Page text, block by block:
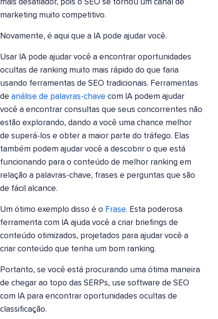
mais desafiador, pois o SEO se tornou um canal de
marketing muito competitivo.
Novamente, é aqui que a IA pode ajudar você.
Usar IA pode ajudar você a encontrar oportunidades
ocultas de ranking muito mais rápido do que faria
usando ferramentas de SEO tradicionais. Ferramentas
de análise de palavras-chave com IA podem ajudar
você a encontrar consultas que seus concorrentes não
estão explorando, dando a você uma chance melhor
de superá-los e obter a maior parte do tráfego. Elas
também podem ajudar você a descobrir o que está
funcionando para o conteúdo de melhor ranking em
relação a palavras-chave, frases e perguntas que são
de fácil alcance.
Um ótimo exemplo disso é o Frase. Esta poderosa
ferramenta com IA ajuda você a criar briefings de
conteúdo otimizados, projetados para ajudar você a
criar conteúdo que tenha um bom ranking.
Portanto, se você está procurando uma ótima maneira
de chegar ao topo das SERPs, use software de SEO
com IA para encontrar oportunidades ocultas de
classificação.